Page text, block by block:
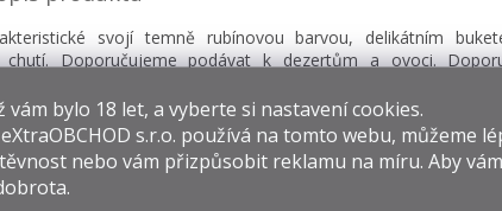
vám bylo 18 let, a vyberte si nastavení cookies.
eXtraOBCHOD s.r.o. používá na tomto webu, můžeme
nebo vám přizpůsobit reklamu na míru. Aby vám
svojí temně rubínovou barvou, delikátním
chutí. Doporučujeme podávat k dezertům a ovoci.